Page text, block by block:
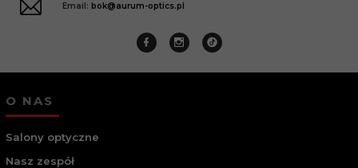
Email: bok@aurum-optics.pl
O NAS
Salony optyczne
Nasz zespół